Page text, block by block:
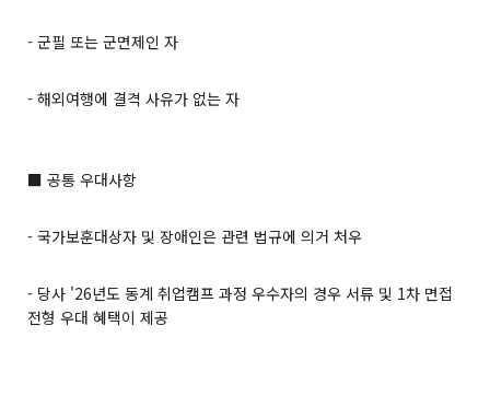
- 군필 또는 군면제인 자
- 해외여행에 결격 사유가 없는 자
■ 공통 우대사항
- 국가보훈대상자 및 장애인은 관련 법규에 의거 처우
- 당사 '26년도 동계 취업캠프 과정 우수자의 경우 서류 및 1차 면접
전형 우대 혜택이 제공